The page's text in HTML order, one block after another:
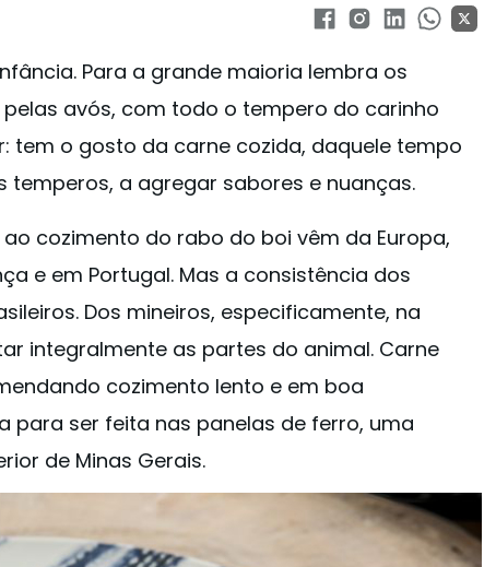
Para a grande maioria lembra os
avós, com todo o tempero do carinho
tem o gosto da carne cozida, daquele tempo
a agregar sabores e nuanças.
cozimento do rabo do boi vêm da Europa,
e em Portugal. Mas a consistência dos
Dos mineiros, especificamente, na
integralmente as partes do animal. Carne
cozimento lento e em boa
para ser feita nas panelas de ferro, uma
de Minas Gerais.